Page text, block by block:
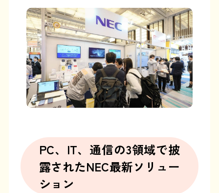
PC、IT、通信の3領域で披
露されたNEC最新ソリュー
ション